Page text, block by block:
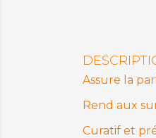
Assure la
Rend aux
Curatif et